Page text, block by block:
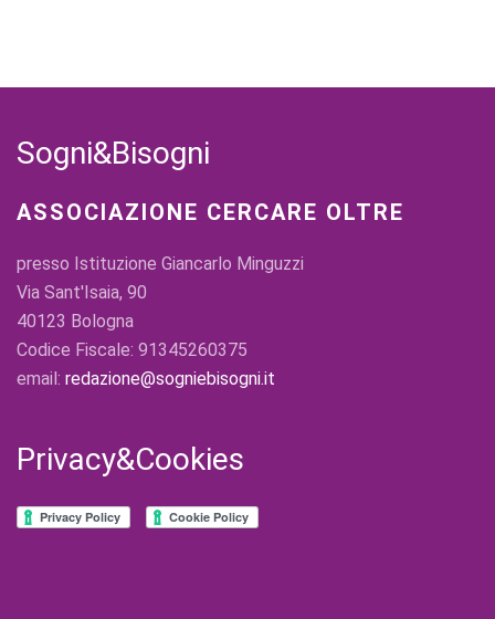
Sogni&Bisogni
ASSOCIAZIONE CERCARE OLTRE
presso Istituzione Giancarlo Minguzzi
Via Sant'Isaia, 90
40123 Bologna
Codice Fiscale: 91345260375
email: redazione@sogniebisogni.it
Privacy&Cookies